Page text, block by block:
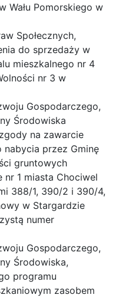
Wału Pomorskiego w
Społecznych,
do sprzedaży w
mieszkalnego nr 4
nr 3 w
Gospodarczego,
Środowiska
na zawarcie
nabycia przez Gminę
gruntowych
nr 1 miasta Chociwel
388/1, 390/2 i 390/4,
w Stargardzie
numer
Gospodarczego,
Środowiska,
programu
zasobem